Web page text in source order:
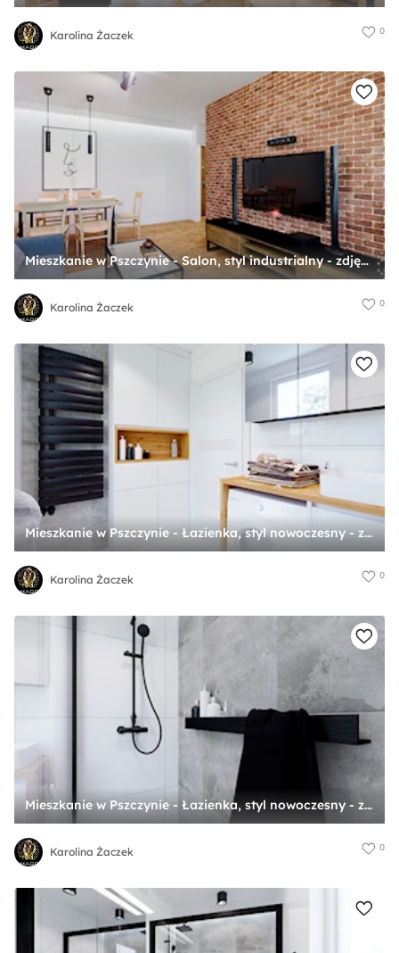
Karolina Żaczek 0
Mieszkanie w Pszczynie - Salon, styl industrialny - zdjęcie od Karolina Żaczek
Karolina Żaczek 0
Mieszkanie w Pszczynie - Łazienka, styl nowoczesny - zdjęcie od Karolina Żaczek
Karolina Żaczek 0
Mieszkanie w Pszczynie - Łazienka, styl nowoczesny - zdjęcie od Karolina Żaczek
Karolina Żaczek 0